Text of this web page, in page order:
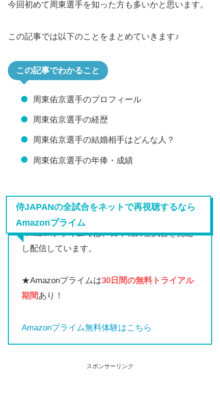
今回初めて周東選手を知った方も多いかと思います。
この記事では以下のことをまとめていきます♪
この記事でわかること
周東佑京選手のプロフィール
周東佑京選手の経歴
周東佑京選手の結婚相手はどんな人？
周東佑京選手の年俸・成績
侍JAPANの全試合をネットで再視聴するなら
Amazonプライム
Amazonプライムでは、日本戦の全試合を見逃
し配信しています。
★Amazonプライムは30日間の無料トライアル
期間あり！
Amazonプライム無料体験はこちら
スポンサーリンク